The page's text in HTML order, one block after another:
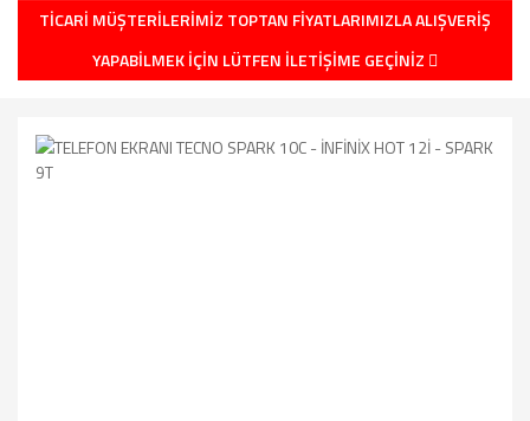
TİCARİ MÜŞTERİLERİMİZ TOPTAN FİYATLARIMIZLA ALIŞVERİŞ
YAPABİLMEK İÇİN LÜTFEN İLETİŞİME GEÇİNİZ